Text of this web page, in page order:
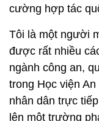
cường hợp tác
Tôi là một người
được rất nhiều
ngành công an,
trong Học viện
nhân dân trực
lên một trường